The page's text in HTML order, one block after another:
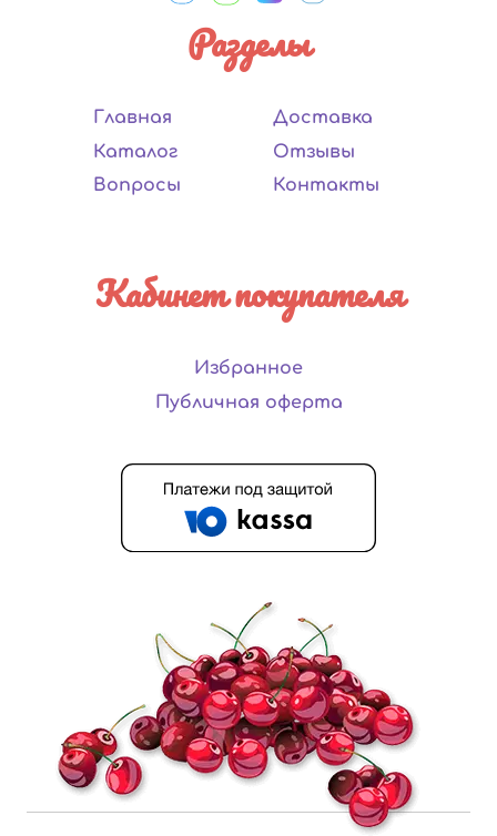
Разделы
Главная
Каталог
Вопросы
Доставка
Отзывы
Контакты
Кабинет покупателя
Избранное
Публичная оферта